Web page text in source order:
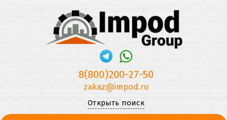
8(800)200-27-50
zakaz@impod.ru
Открыть поиск